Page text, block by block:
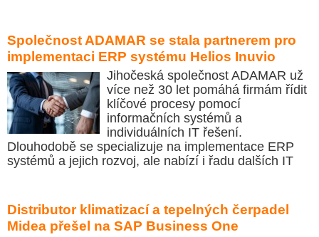
Společnost ADAMAR se stala partnerem pro
implementaci ERP systému Helios Inuvio
Jihočeská společnost ADAMAR už
více než 30 let pomáhá firmám řídit
klíčové procesy pomocí
informačních systémů a
individuálních IT řešení.
Dlouhodobě se specializuje na implementace ERP
systémů a jejich rozvoj, ale nabízí i řadu dalších IT
Distributor klimatizací a tepelných čerpadel
Midea přešel na SAP Business One